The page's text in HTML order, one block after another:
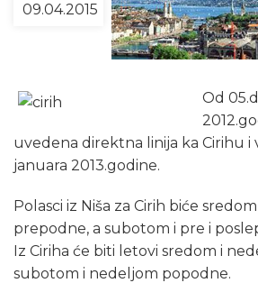
09.04.2015
Od
uvedena direktna linija ka Cirihu i
januara 2013.godine.
Polasci iz Niša za Cirih biće
prepodne, a subotom i pre i
Iz Ciriha će biti letovi sredom i
subotom i nedeljom popodne.